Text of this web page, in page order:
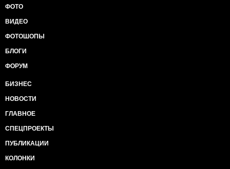
ФОТО
ВИДЕО
ФОТОШОПЫ
БЛОГИ
ФОРУМ
БИЗНЕС
НОВОСТИ
ГЛАВНОЕ
СПЕЦПРОЕКТЫ
ПУБЛИКАЦИИ
КОЛОНКИ